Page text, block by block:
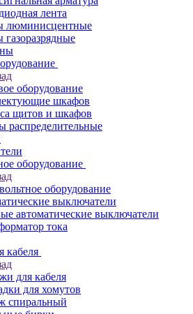
лента
люминисцентные
оборудование
шкафов
щитов и шкафов
оборудование
оборудование
выключатели
автоматические выключатели
тока
кабеля
для кабеля
для хомутов
спиральный